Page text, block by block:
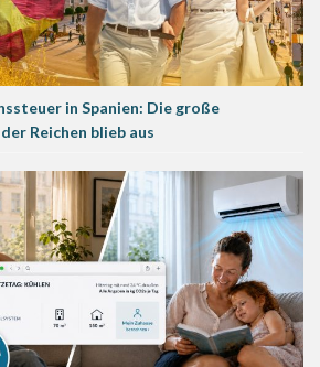
in Spanien: Die große
Reichen blieb aus